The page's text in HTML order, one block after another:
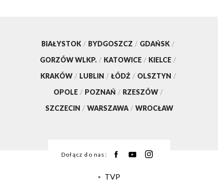
BIAŁYSTOK / BYDGOSZCZ / GDAŃSK /
GORZÓW WLKP. / KATOWICE / KIELCE /
KRAKÓW / LUBLIN / ŁÓDŹ / OLSZTYN /
OPOLE / POZNAŃ / RZESZÓW /
SZCZECIN / WARSZAWA / WROCŁAW
Dołącz do nas:
TVP